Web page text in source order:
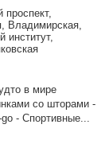
Владимирская,
институт,
в мире
со шторами -
- Спортивные...